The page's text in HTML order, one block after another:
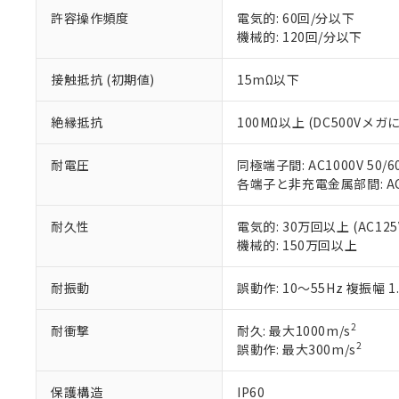
許容操作頻度
電気的: 60回/分以下
機械的: 120回/分以下
接触抵抗 (初期値) 15mΩ以下
絶縁抵抗 100MΩ以上 (DC500Vメガ
耐電圧
同極端子間: AC1000V 50/
各端子と非充電金属部間:
耐久性
電気的: 30万回以上
機械的: 150万回以上
耐振動 誤動作: 10～55Hz 複振幅
耐衝撃 耐久: 最大1000m/s2
誤動作: 最大300m/s2
保護構造 IP60
正式な納期
当社販売員
オムロン制
ている必要
お客様が当
が、当社の
さい。
※当社の共同
いる法人を
※2 対応予定月
部品在庫の切り替
※3 非含有証明
下記の非含有証明
EU RoHS指令（
51物質の非含有
また、RoHS指令
混在することから
り割愛しておりま
※2 環境保護使
「ｅ」：有害物質
「10」：通常の使
味します。
置等に一切
当社は、貴
また当社は
△ 一定数
機器販
空
白
受注生